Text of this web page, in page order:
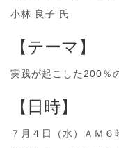
小林 良子 氏
【テーマ】
実践が起こした200％
【日時】
７月４日（水）ＡＭ